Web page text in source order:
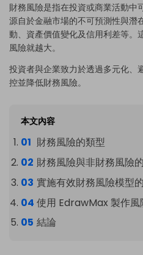
財務風險是指在投資或商業活動中
源自於金融市場的不可預測性與潛
動、資產價值變化及信用利差等。
風險就越大。
投資者與企業致力於透過多元化、
控並降低財務風險。
本文內容
財務風險的類型
財務風險與非財務風險
實施有效財務風險模型
使用 EdrawMax 製作風
結論